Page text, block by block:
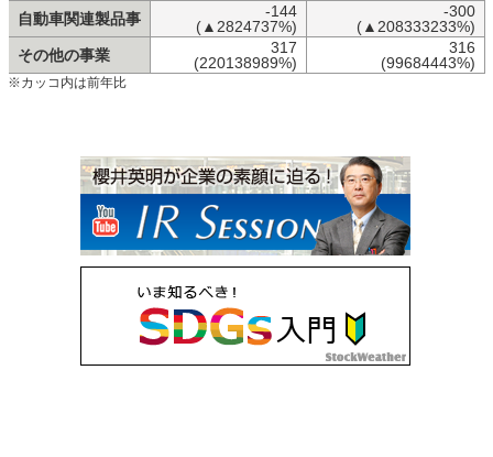
自動車関連製品事
-144
(▲2824737%)
-300
(▲208333233%)
その他の事業
317
(220138989%)
316
(99684443%)
※カッコ内は前年比